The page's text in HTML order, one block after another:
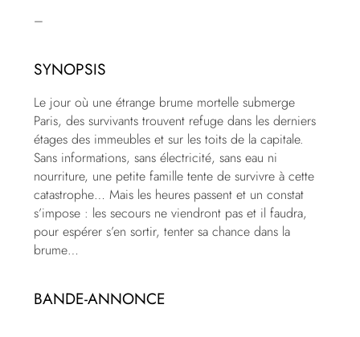
–
SYNOPSIS
Le jour où une étrange brume mortelle submerge
Paris, des survivants trouvent refuge dans les derniers
étages des immeubles et sur les toits de la capitale.
Sans informations, sans électricité, sans eau ni
nourriture, une petite famille tente de survivre à cette
catastrophe… Mais les heures passent et un constat
s’impose : les secours ne viendront pas et il faudra,
pour espérer s’en sortir, tenter sa chance dans la
brume…
BANDE-ANNONCE